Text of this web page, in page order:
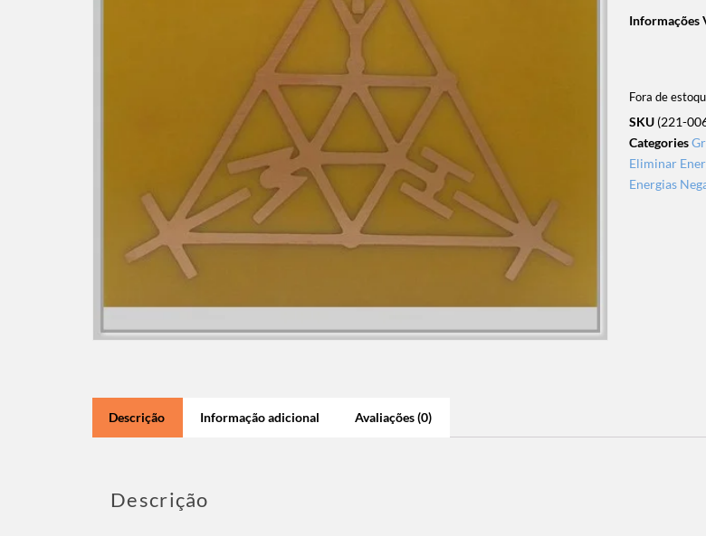
Informações
Fora de
SKU (221-
Categories
Eliminar
Energias
Descrição Informação adicional Avaliações (0)
Descrição